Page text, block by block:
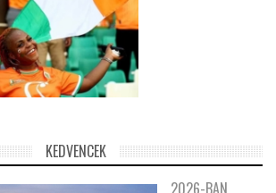
KEDVENCEK
2026-BAN